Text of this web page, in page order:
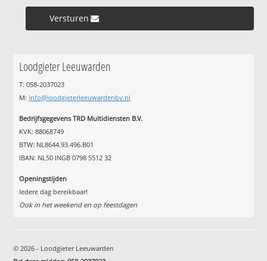
Versturen »
Loodgieter Leeuwarden
T: 058-2037023
M: info@loodgieterleeuwardenbv.nl
Bedrijfsgegevens TRD Multidiensten B.V.
KVK: 88068749
BTW: NL8644.93.496.B01
IBAN: NL50 INGB 0798 5512 32
Openingstijden
Iedere dag bereikbaar!
Ook in het weekend en op feestdagen
© 2026 - Loodgieter Leeuwarden